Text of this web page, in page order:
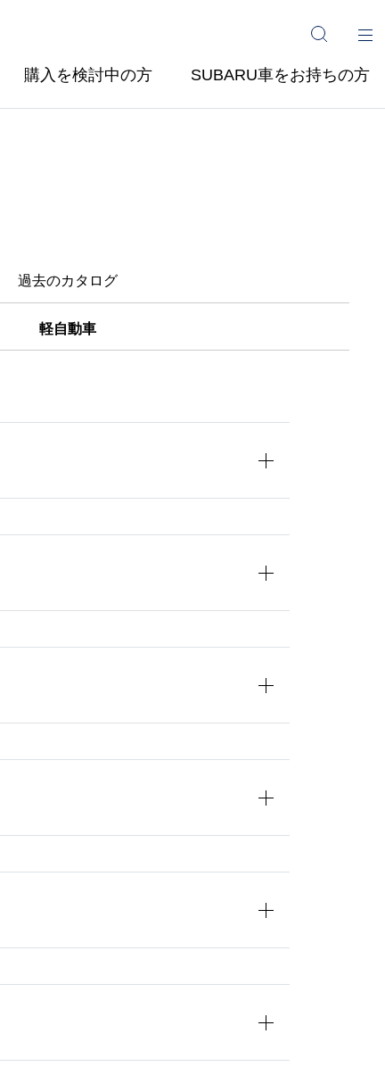
購入を検討中の方 SUBARU車をお持ちの方
過去のカタログ
軽自動車